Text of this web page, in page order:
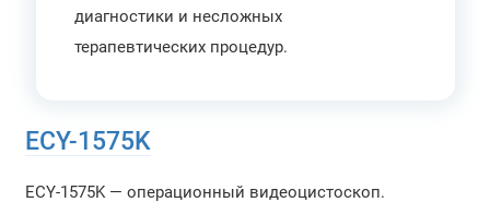
диагностики и несложных
терапевтических процедур.
ECY-1575K
ECY-1575K — операционный видеоцистоскоп.